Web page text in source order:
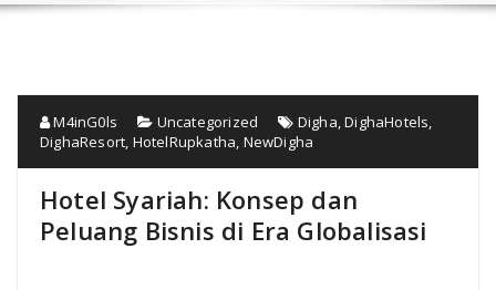
M4inG0ls Uncategorized Digha ,DighaHotels
DighaResort HotelRupkatha NewDigha
Hotel Syariah: Konsep dan
Peluang Bisnis di Era Globalisasi